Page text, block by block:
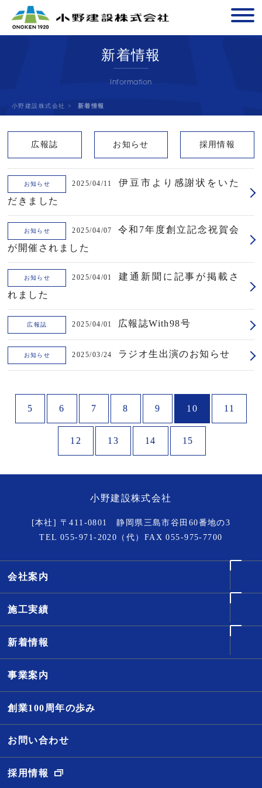
新着情報
Information
小野建設株式会社 > 新着情報
広報誌 お知らせ 採用情報
お知らせ 2025/04/11
伊豆市より感謝状をいた
だきました
お知らせ 2025/04/07
令和7年度創立記念祝賀会
が開催されました
お知らせ 2025/04/01
建通新聞に記事が掲載さ
れました
広報誌 2025/04/01 広報誌With98号
お知らせ 2025/03/24 ラジオ生出演のお知らせ
5 6 7 8 9 10 11
12 13 14 15
小野建設株式会社
[本社] 〒411-0801 静岡県三島市谷田60番地の3
TEL055-971-2020 （代）FAX 055-975-7700
会社案内
施工実績
新着情報
事業案内
創業100周年の歩み
お問い合わせ
採用情報